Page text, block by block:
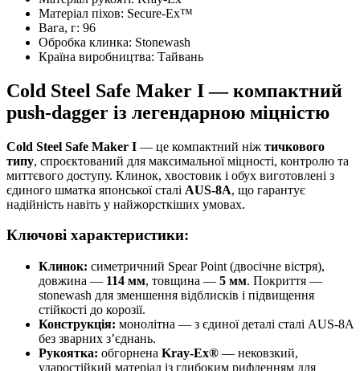
Матеріал піхов: Secure-Ex™
Вага, г: 96
Обробка клинка: Stonewash
Країна виробництва: Тайвань
Cold Steel Safe Maker I — компактний
push-dagger із легендарною міцністю
Cold Steel Safe Maker I — це компактний ніж тичкового
типу, спроєктований для максимальної міцності, контролю та
миттєвого доступу. Клинок, хвостовик і обух виготовлені з
єдиного шматка японської сталі AUS‑8A, що гарантує
надійність навіть у найжорсткіших умовах.
Ключові характеристики:
Клинок: симетричний Spear Point (двосічне вістря),
довжина — 114 мм, товщина — 5 мм. Покриття —
stonewash для зменшення відблисків і підвищення
стійкості до корозії.
Конструкція: монолітна — з єдиної деталі сталі AUS‑8A
без зварних з’єднань.
Рукоятка: обгорнена Kray-Ex® — нековзкий,
ударостійкий матеріал із глибоким рифленням для